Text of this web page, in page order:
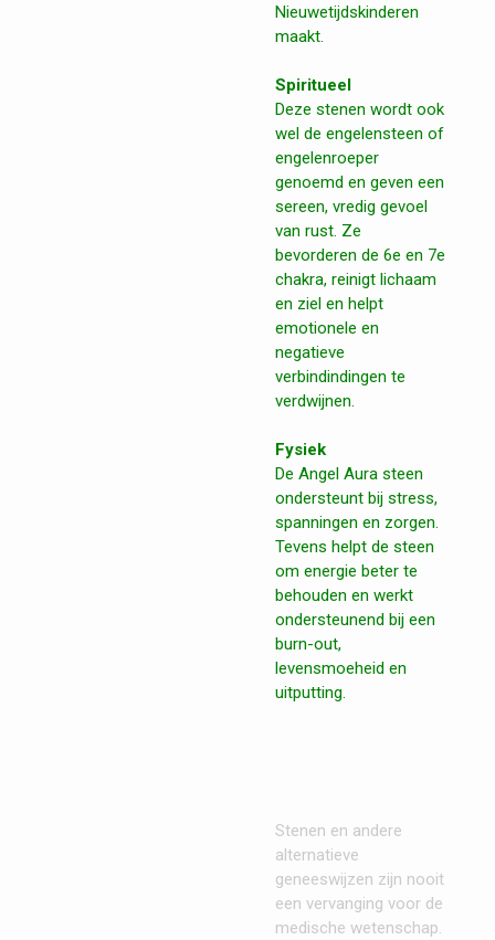
Nieuwetijdskinderen
maakt.
Spiritueel
Deze stenen wordt ook
wel de engelensteen of
engelenroeper
genoemd en geven een
sereen, vredig gevoel
van rust. Ze
bevorderen de 6e en 7e
chakra, reinigt lichaam
en ziel en helpt
emotionele en
negatieve
verbindindingen te
verdwijnen.
Fysiek
De Angel Aura steen
ondersteunt bij stress,
spanningen en zorgen.
Tevens helpt de steen
om energie beter te
behouden en werkt
ondersteunend bij een
burn-out,
levensmoeheid en
uitputting.
Stenen en andere
alternatieve
geneeswijzen zijn nooit
een vervanging voor de
medische wetenschap.